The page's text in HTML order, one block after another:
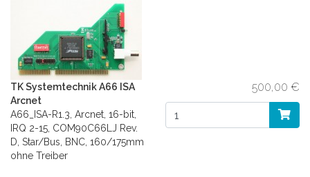
TK Systemtechnik A66 ISA
Arcnet
A66_ISA-R1.3, Arcnet, 16-bit,
IRQ 2-15, COM90C66LJ Rev.
D, Star/Bus, BNC, 160/175mm
ohne Treiber
500,00 €